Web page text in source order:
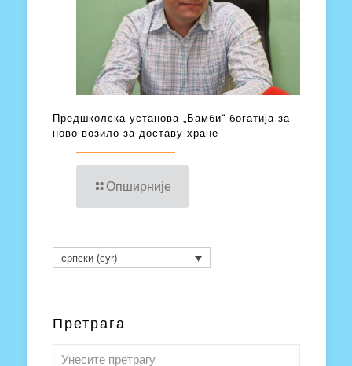
Предшколска установа „Бамби“ богатија за
ново возило за доставу хране
Опширније
српски (cyr)
Претрага